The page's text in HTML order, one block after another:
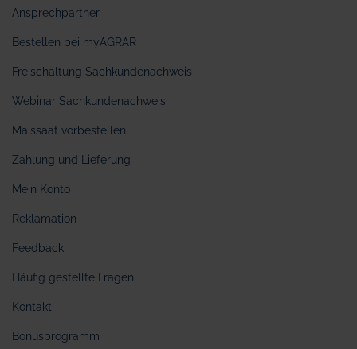
Ansprechpartner
Bestellen bei myAGRAR
Freischaltung Sachkundenachweis
Webinar Sachkundenachweis
Maissaat vorbestellen
Zahlung und Lieferung
Mein Konto
Reklamation
Feedback
Häufig gestellte Fragen
Kontakt
Bonusprogramm